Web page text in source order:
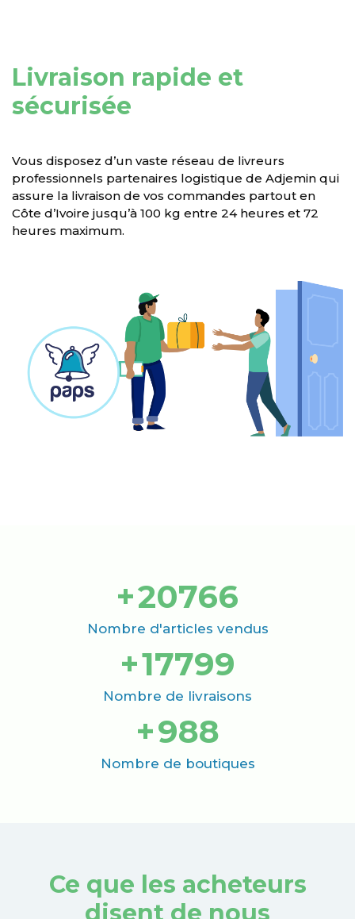
Livraison rapide et
sécurisée
Vous disposez d’un vaste réseau de livreurs
professionnels partenaires logistique de Adjemin qui
assure la livraison de vos commandes partout en
Côte d’Ivoire jusqu’à 100 kg entre 24 heures et 72
heures maximum.
+21000
Nombre d'articles vendus
+18000
Nombre de livraisons
+1000
Nombre de boutiques
Ce que les acheteurs
disent de nous